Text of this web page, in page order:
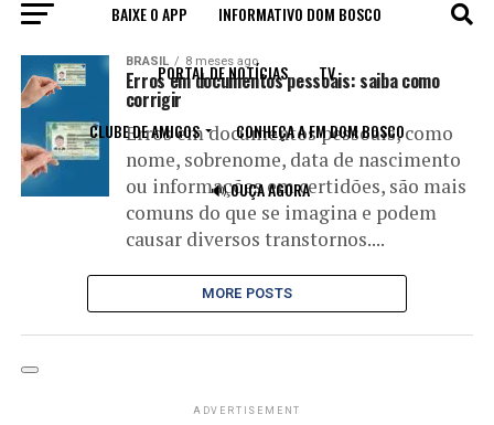
BAIXE O APP INFORMATIVO DOM BOSCO
PORTAL DE NOTÍCIAS TV
CLUBE DE AMIGOS CONHEÇA A FM DOM BOSCO
🔊 OUÇA AGORA
All posts tagged "como corrigir"
BRASIL 8 meses ago
Erros em documentos pessoais: saiba como
corrigir
Erros em documentos pessoais, como
nome, sobrenome, data de nascimento
ou informações em certidões, são mais
comuns do que se imagina e podem
causar diversos transtornos....
MORE POSTS
ADVERTISEMENT